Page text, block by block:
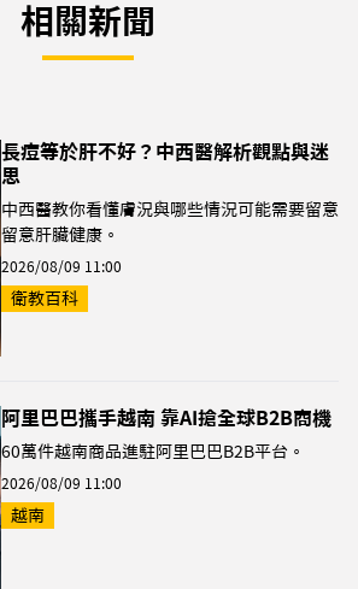
相關新聞
長痘等於肝不好？中西醫解析觀點與迷
思
中西醫教你看懂膚況與哪些情況可能需要留意
留意肝臟健康。
2026/08/09 11:00
衛教百科
阿里巴巴攜手越南 靠AI搶全球B2B商機
60萬件越南商品進駐阿里巴巴B2B平台。
2026/08/09 11:00
越南